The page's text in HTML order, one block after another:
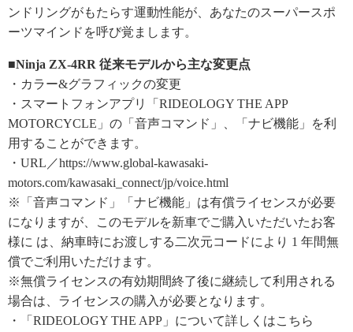
ンドリングがもたらす運動性能が、あなたのスーパースポ
ーツマインドを呼び覚まします。
■Ninja ZX-4RR 従来モデルから主な変更点
・カラー&グラフィックの変更
・スマートフォンアプリ「RIDEOLOGY THE APP
MOTORCYCLE」の「音声コマンド」、「ナビ機能」を利
用することができます。
・URL／https://www.global-kawasaki-
motors.com/kawasaki_connect/jp/voice.html
※「音声コマンド」「ナビ機能」は有償ライセンスが必要
になりますが、このモデルを新車でご購入いただいたお客
様に は、納車時にお渡しする二次元コードにより 1 年間無
償でご利用いただけます。
※無償ライセンスの有効期間終了後に継続して利用される
場合は、ライセンスの購入が必要となります。
・「RIDEOLOGY THE APP」について詳しくはこちら